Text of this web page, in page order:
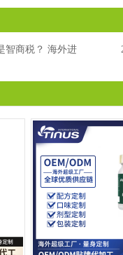
智商税？ 海外进